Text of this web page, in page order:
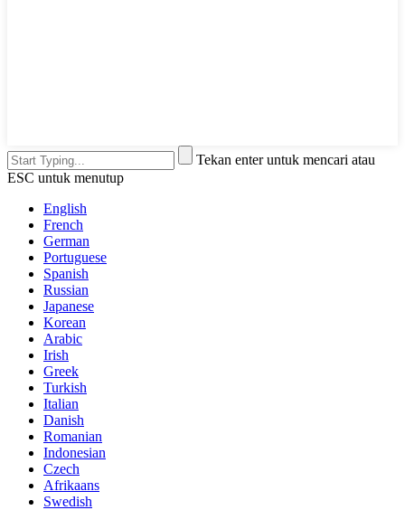
Tekan enter untuk mencari atau
ESC untuk menutup
English
French
German
Portuguese
Spanish
Russian
Japanese
Korean
Arabic
Irish
Greek
Turkish
Italian
Danish
Romanian
Indonesian
Czech
Afrikaans
Swedish